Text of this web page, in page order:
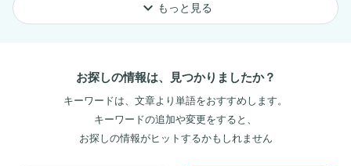
keyboard_arrow_down もっと見る
お探しの情報は、見つかりましたか？
キーワードは、文章より単語をおすすめします。
キーワードの追加や変更をすると、
お探しの情報がヒットするかもしれません